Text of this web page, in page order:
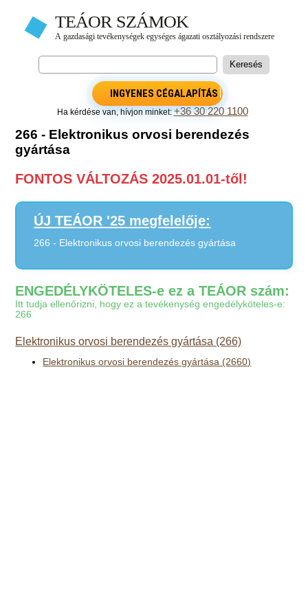
INGYENES CÉGALAPÍTÁS
Ha kérdése van, hívjon minket:+36 30 220 1100
266 - Elektronikus orvosi berendezés
gyártása
FONTOS VÁLTOZÁS 2025.01.01-től!
ÚJ TEÁOR '25 megfelelője:
266 - Elektronikus orvosi berendezés gyártása
ENGEDÉLYKÖTELES-e ez a TEÁOR szám:
Itt tudja ellenőrizni, hogy ez a tevékenység engedélyköteles-e:
266
Elektronikus orvosi berendezés gyártása (266)
Elektronikus orvosi berendezés gyártása (2660)